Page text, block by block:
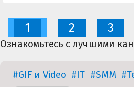
1 2 3
Ознакомьтесь с лучшими
#GIF и Video #IT #SMM